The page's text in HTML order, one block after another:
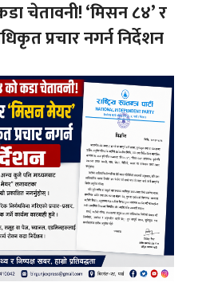
चेतावनी! ‘मिसन ८४’ र
प्रचार नगर्न निर्देशन